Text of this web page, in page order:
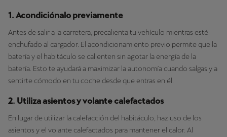
1. Acondiciónalo previamente
Antes de salir a la carretera, precalienta tu vehículo mientras esté
enchufado al cargador. El acondicionamiento previo permite que la
batería y el habitáculo se calienten sin agotar la energía de la
batería. Esto te ayudará a maximizar la autonomía cuando salgas y a
sentirte cómodo en tu coche desde que entras en él.
2. Utiliza asientos y volante calefactados
En lugar de utilizar la calefacción del habitáculo, haz uso de los
asientos y el volante calefactados para mantener el calor. Al